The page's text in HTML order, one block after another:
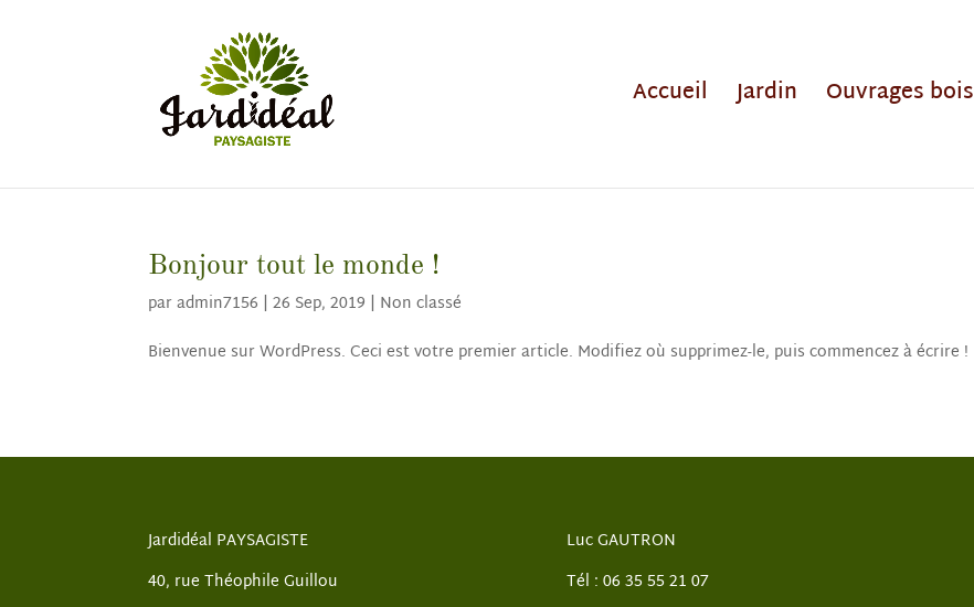
Accueil Jardin Ouvrages bois
Bonjour tout le monde !
paradmin7156 |26 Sep, 2019 | Non classé
Bienvenue sur WordPress. Ceci est votre premier article. Modifiez où supprimez-le, puis commencez à écrire !
Jardidéal PAYSAGISTE
40, rue Théophile Guillou
Luc GAUTRON
Tél : 06 35 55 21 07